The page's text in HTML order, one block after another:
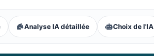
Analyse IA détaillée Choix de l'IA